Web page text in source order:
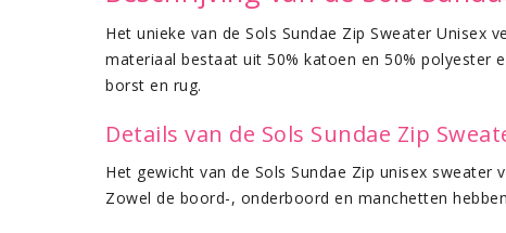
Het unieke van de Sols Sundae Zip Sweater
materiaal bestaat uit 50% katoen en 50% polyester
borst en rug.
Details van de Sols Sundae Zip
Het gewicht van de Sols Sundae Zip unisex
Zowel de boord-, onderboord en manchetten